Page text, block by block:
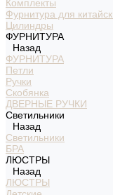
Комплекты
Фурнитура для
Цилиндры
ФУРНИТУРА
Назад
ФУРНИТУРА
Петли
Ручки
Скобянка
ДВЕРНЫЕ РУЧКИ
Светильники
Назад
Светильники
БРА
ЛЮСТРЫ
Назад
ЛЮСТРЫ